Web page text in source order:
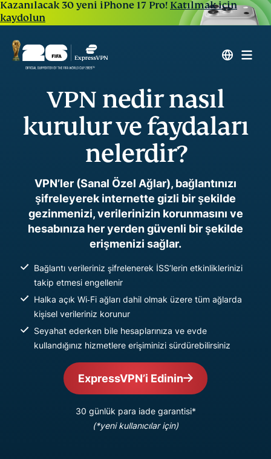
Kazanılacak 30 yeni iPhone 17 Pro! Katılmak için
kaydolun
VPN nedir nasıl
kurulur ve faydaları
nelerdir?
VPN’ler (Sanal Özel Ağlar), bağlantınızı
şifreleyerek internette gizli bir şekilde
gezinmenizi, verilerinizin korunmasını ve
hesabınıza her yerden güvenli bir şekilde
erişmenizi sağlar.
Bağlantı verileriniz şifrelenerek İSS’lerin etkinliklerinizi
takip etmesi engellenir
Halka açık Wi‑Fi ağları dahil olmak üzere tüm ağlarda
kişisel verileriniz korunur
Seyahat ederken bile hesaplarınıza ve evde
kullandığınız hizmetlere erişiminizi sürdürebilirsiniz
ExpressVPN’i Edinin
30 günlük para iade garantisi*
(*yeni kullanıcılar için)